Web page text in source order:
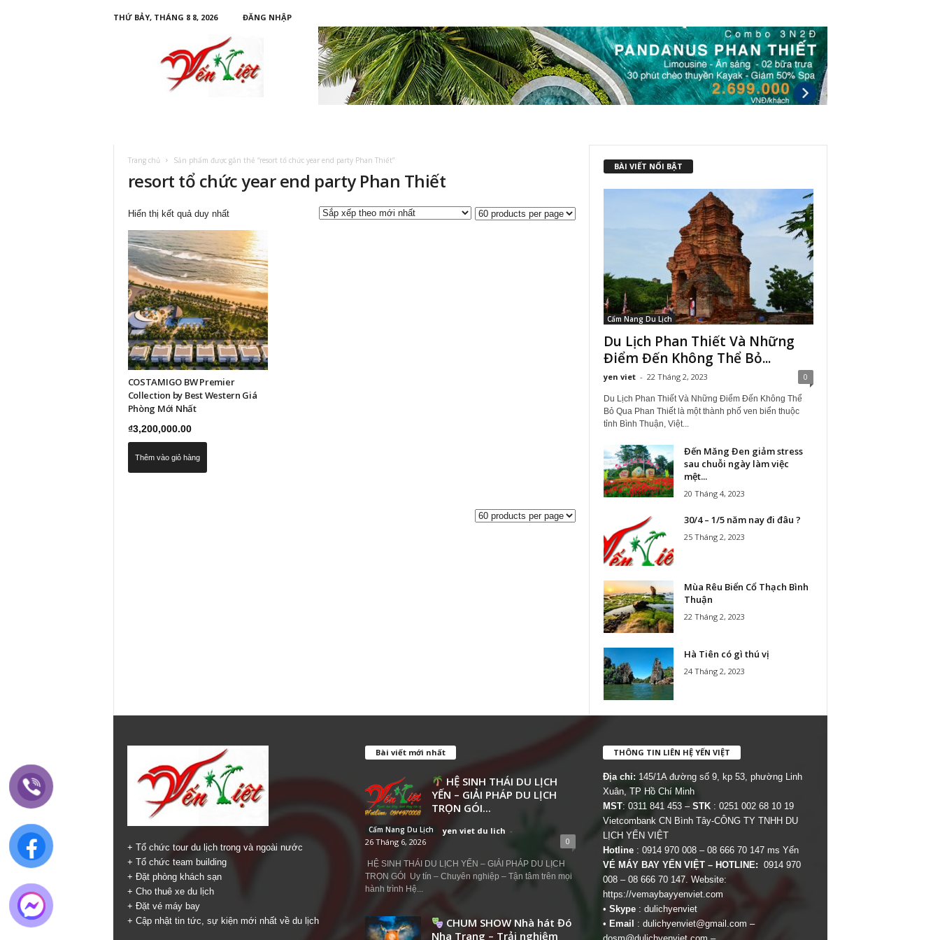
THỨ BẢY, THÁNG 8 8, 2026
ĐĂNG NHẬP
Trang chủ Sản phẩm được gắn thẻ “resort tổ chức year end party Phan Thiết”
resort tổ chức year end party Phan Thiết
Hiển thị kết quả duy nhất
COSTAMIGO BW Premier
Collection by Best Western Giá
Phòng Mới Nhất
₫3,200,000.00
Thêm vào giỏ hàng
BÀI VIẾT NỔI BẬT
Cẩm Nang Du Lịch
Du Lịch Phan Thiết Và Những
Điểm Đến Không Thể Bỏ...
yen viet - 22 Tháng 2, 2023 0
Du Lịch Phan Thiết Và Những Điểm Đến Không Thể
Bỏ Qua Phan Thiết là một thành phố ven biển thuộc
tỉnh Bình Thuận, Việt...
Đến Măng Đen giảm stress
sau chuỗi ngày làm việc
mệt...
20 Tháng 4, 2023
30/4 – 1/5 năm nay đi đâu ?
25 Tháng 2, 2023
Mùa Rêu Biển Cổ Thạch Bình
Thuận
22 Tháng 2, 2023
Hà Tiên có gì thú vị
24 Tháng 2, 2023
+ Tổ chức tour du lịch trong và ngoài nước
+ Tổ chức team building
+ Đặt phòng khách sạn
+ Cho thuê xe du lịch
+ Đặt vé máy bay
+ Cập nhật tin tức, sự kiện mới nhất về du lịch
Bài viết mới nhất
HỆ SINH THÁI DU LỊCH
YẾN – GIẢI PHÁP DU LỊCH
TRỌN GÓI...
Cẩm Nang Du Lịch yen viet du lich -
26 Tháng 6, 2026
0
HỆ SINH THÁI DU LỊCH YẾN – GIẢI PHÁP DU LỊCH
TRỌN GÓI Uy tín – Chuyên nghiệp – Tận tâm trên mọi
hành trình Hệ...
CHUM SHOW Nhà hát Đó
Nha Trang – Trải nghiệm
THÔNG TIN LIÊN HỆ YẾN VIỆT
Địa chỉ: 145/1A đường số 9, kp 53, phường Linh
Xuân, TP Hồ Chí Minh
MST: 0311 841 453 – STK: 0251 002 68 10 19
Vietcombank CN Bình Tây-CÔNG TY TNHH DU
LỊCH YẾN VIỆT
Hotline : 0914 970 008 – 08 666 70 147 ms Yến
VÉ MÁY BAY YẾN VIỆT – HOTLINE: 0914 970
008 – 08 666 70 147. Website:
https://vemaybayyenviet.com
• Skype: dulichyenviet
• Email : dulichyenviet@gmail.com –